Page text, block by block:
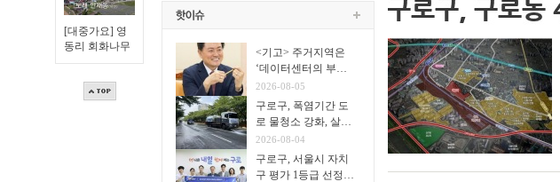
[대중가요] 영
동리 회화나무
<기고> 주거지역은
‘데이터센터의 부
지’가 아니다
2026-08-05
구로구, 폭염기간 도
로 물청소 강화, 살수
차7대 투입 무더위 식
힌다
2026-08-04
구로구, 서울시 자치
구 평가 1등급 선정…